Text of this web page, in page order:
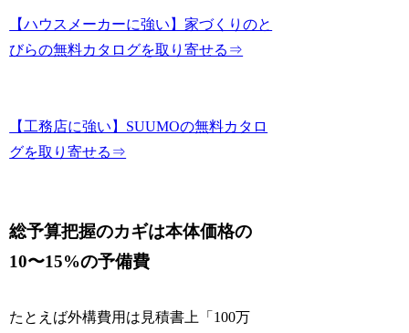
【ハウスメーカーに強い】家づくりのと
びらの無料カタログを取り寄せる⇒
【工務店に強い】SUUMOの無料カタロ
グを取り寄せる⇒
総予算把握のカギは本体価格の
10〜15%の予備費
たとえば外構費用は見積書上「100万